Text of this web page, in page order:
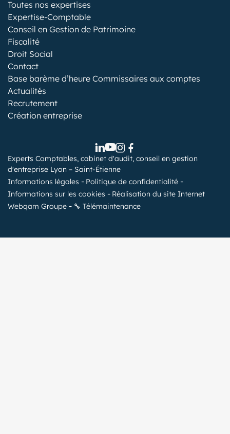
Toutes nos expertises
Expertise-Comptable
Conseil en Gestion de Patrimoine
Fiscalité
Droit Social
Contact
Base barème d’heure Commissaires aux comptes
Actualités
Recrutement
Création entreprise
Experts Comptables, cabinet d'audit, conseil en gestion
d'entreprise Lyon – Saint-Étienne
Informations légales
Politique de confidentialité
Informations sur les cookies
Réalisation du site Internet
Webqam Groupe
🔧 Télémaintenance